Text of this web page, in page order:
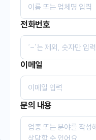
전화번호
이메일
문의 내용